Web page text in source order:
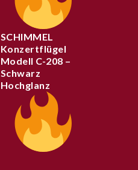
SCHIMMEL
Konzertflügel
Modell C-208 –
Schwarz
Hochglanz